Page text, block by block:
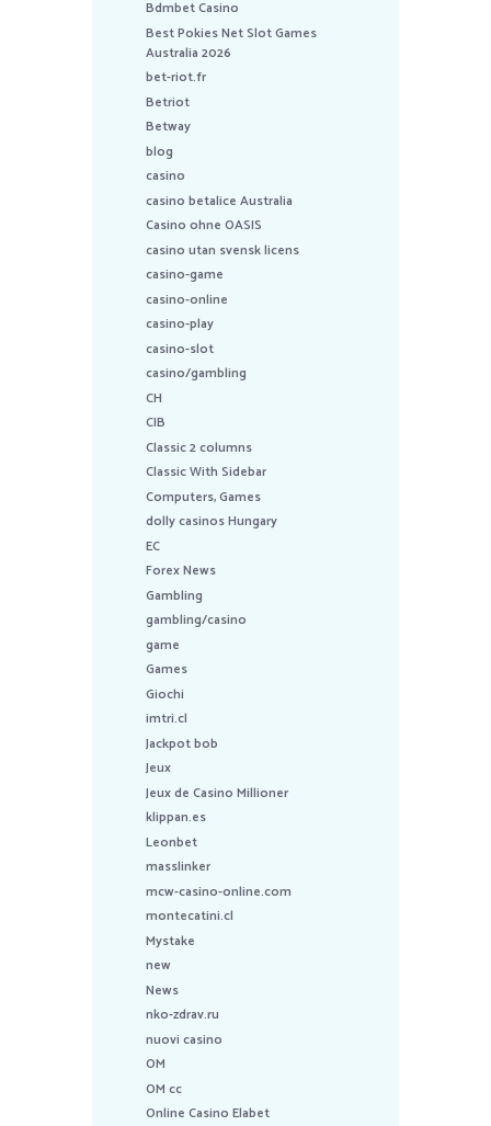
Bdmbet Casino
Best Pokies Net Slot Games
Australia 2026
bet-riot.fr
Betriot
Betway
blog
casino
casino betalice Australia
Casino ohne OASIS
casino utan svensk licens
casino-game
casino-online
casino-play
casino-slot
casino/gambling
CH
CIB
Classic 2 columns
Classic With Sidebar
Computers, Games
dolly casinos Hungary
EC
Forex News
Gambling
gambling/casino
game
Games
Giochi
imtri.cl
Jackpot bob
Jeux
Jeux de Casino Millioner
klippan.es
Leonbet
masslinker
mcw-casino-online.com
montecatini.cl
Mystake
new
News
nko-zdrav.ru
nuovi casino
OM
OM cc
Online Casino Elabet